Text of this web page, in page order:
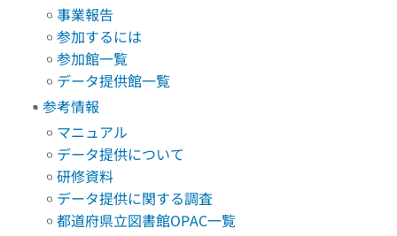
事業報告
参加するには
参加館一覧
データ提供館一覧
参考情報
マニュアル
データ提供について
研修資料
データ提供に関する調査
都道府県立図書館OPAC一覧